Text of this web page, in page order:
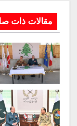
مقالات ذات